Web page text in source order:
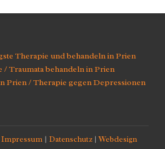
Therapie und behandeln in Prien
/ Traumata behandeln in Prien
Prien / Therapie gegen Depressionen
Impressum| Datenschutz|Webdesign